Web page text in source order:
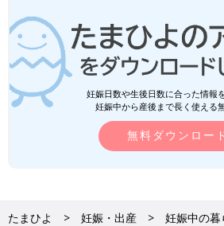
妊娠日数や生後日数に合った情報
妊娠中から産後まで長く使える
無料ダウンロー
たまひよ 妊娠・出産 妊娠中の暮